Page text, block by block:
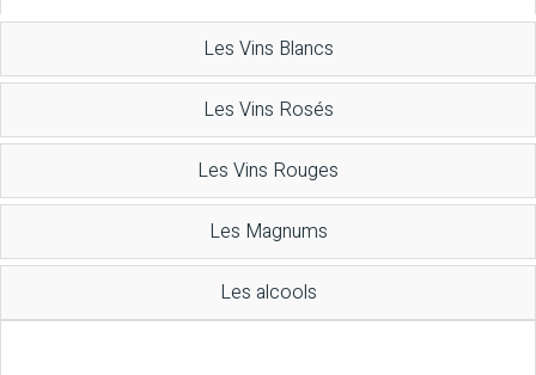
Les Vins Blancs
Les Vins Rosés
Les Vins Rouges
Les Magnums
Les alcools